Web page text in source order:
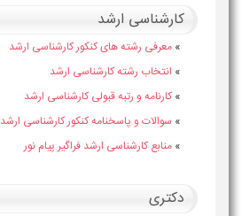
کارشناسی ارشد
» معرفی رشته های کنکور کارشناسی ارشد
» انتخاب رشته کارشناسی ارشد
» کارنامه و رتبه قبولی کارشناسی ارشد
» سوالات و پاسخنامه کنکور کارشناسی ارشد
» منابع کارشناسی ارشد فراگیر پیام نور
دکتری